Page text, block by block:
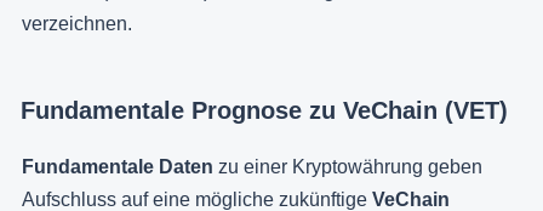
verzeichnen.
Fundamentale Prognose zu VeChain (VET)
Fundamentale Daten zu einer Kryptowährung geben
Aufschluss auf eine mögliche zukünftige VeChain